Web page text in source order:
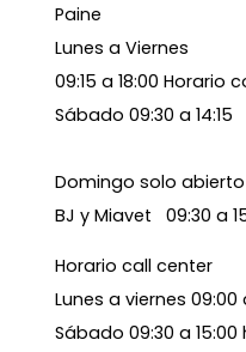
Paine
Lunes a Viernes
09:15 a 18:00 Horario
Sábado 09:30 a 14:15
Domingo solo
BJ y Miavet 09:30 a
Horario call center
Lunes a viernes 09:00
Sábado 09:30 a 15:00